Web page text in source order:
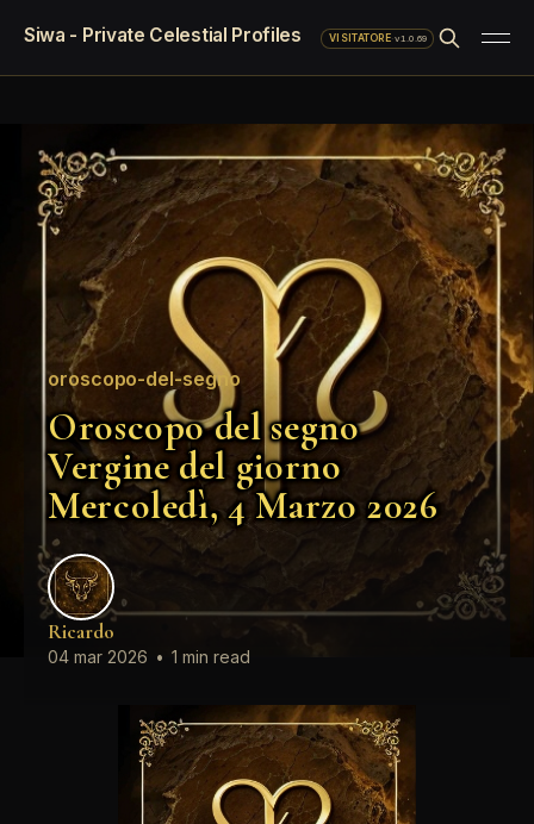
Siwa - Private Celestial Profiles VISITATORE·v1.0.69
oroscopo-del-segno
Oroscopo del segno
Vergine del giorno
Mercoledì, 4 Marzo 2026
Ricardo
04 mar 2026 • 1 min read